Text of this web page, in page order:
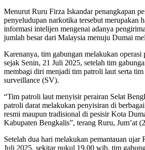
Menurut Ruru Firza Iskandar penangkapan
penyeludupan narkotika tersebut merupakan
informasi intelijen mengenai adanya
jumlah besar dari Malaysia menuju Dumai
Karenanya, tim gabungan melakukan operasi
sejak Senin, 21 Juli 2025, setelah tim
membagi diri menjadi tim patroli laut serta tim
surveillance (SV).
“Tim patroli laut menyisir perairan Selat
patroli darat melakukan penyisiran di
resmi maupun tradisional di pesisir Kota
Kabupaten Bengkalis”, terang Ruru, Jum’at
Setelah dua hari melakukan pemantauan ujar
Juli 2025, sekitar pukul 19.00 wib, tim